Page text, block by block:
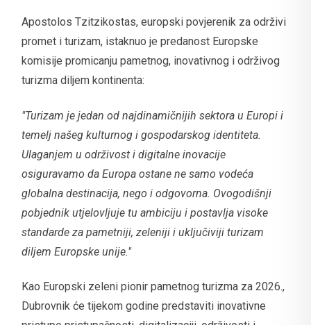
Apostolos Tzitzikostas, europski povjerenik za održivi
promet i turizam, istaknuo je predanost Europske
komisije promicanju pametnog, inovativnog i održivog
turizma diljem kontinenta:
"Turizam je jedan od najdinamičnijih sektora u Europi i
temelj našeg kulturnog i gospodarskog identiteta.
Ulaganjem u održivost i digitalne inovacije
osiguravamo da Europa ostane ne samo vodeća
globalna destinacija, nego i odgovorna. Ovogodišnji
pobjednik utjelovljuje tu ambiciju i postavlja visoke
standarde za pametniji, zeleniji i uključiviji turizam
diljem Europske unije."
Kao Europski zeleni pionir pametnog turizma za 2026.,
Dubrovnik će tijekom godine predstaviti inovativne